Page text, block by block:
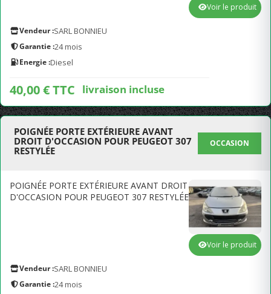
Vendeur :SARL BONNIEU
Garantie :24 mois
Energie :Diesel
40,00 € TTC livraison incluse
Voir le produit
POIGNÉE PORTE EXTÉRIEURE AVANT
DROIT D'OCCASION POUR PEUGEOT 307
RESTYLÉE
OCCASION
POIGNÉE PORTE EXTÉRIEURE AVANT DROIT
D'OCCASION POUR PEUGEOT 307 RESTYLÉE
Vendeur :SARL BONNIEU
Garantie :24 mois
Voir le produit